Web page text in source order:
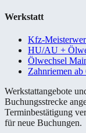
Werkstatt
Kfz-
HU/AU +
Ölwechsel
Zahnriemen ab
Werkstattangebote
Buchungsstrecke
Terminbestätigung
für neue Buchungen.